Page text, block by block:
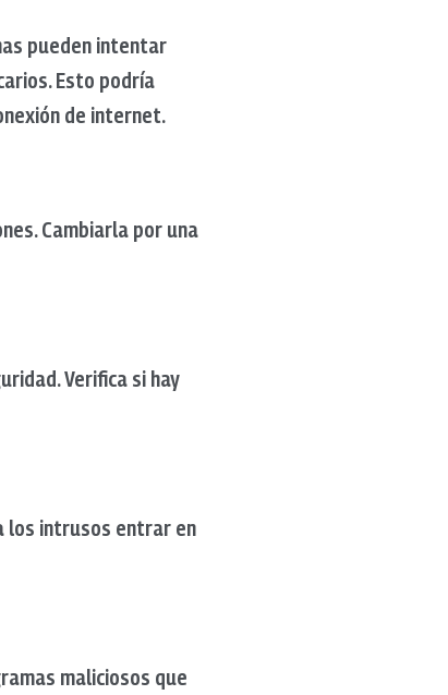
pueden intentar
Esto podría
de internet.
Cambiarla por una
Verifica si hay
los intrusos entrar en
maliciosos que